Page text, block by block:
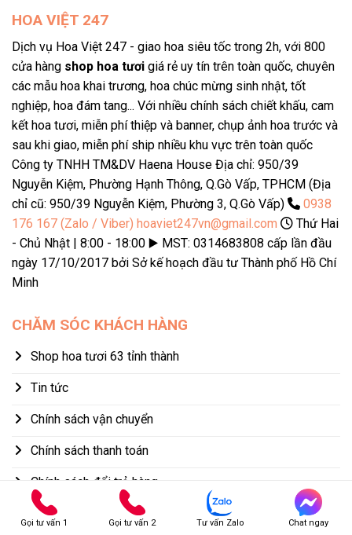
HOA VIỆT 247
Dịch vụ Hoa Việt 247 - giao hoa siêu tốc trong 2h, với 800
cửa hàng shop hoa tươi giá rẻ uy tín trên toàn quốc, chuyên
các mẫu hoa khai trương, hoa chúc mừng sinh nhật, tốt
nghiệp, hoa đám tang... Với nhiều chính sách chiết khấu, cam
kết hoa tươi, miễn phí thiệp và banner, chụp ảnh hoa trước và
sau khi giao, miễn phí ship nhiều khu vực trên toàn quốc
Công ty TNHH TM&DV Haena House Địa chỉ: 950/39
Nguyễn Kiệm, Phường Hạnh Thông, Q.Gò Vấp, TPHCM (Địa
chỉ cũ: 950/39 Nguyễn Kiệm, Phường 3, Q.Gò Vấp)
0938
176 167 (Zalo / Viber) hoaviet247vn@gmail.com
Thứ Hai
- Chủ Nhật | 8:00 - 18:00 ▶️ MST: 0314683808 cấp lần đầu
ngày 17/10/2017 bởi Sở kế hoạch đầu tư Thành phố Hồ Chí
Minh
CHĂM SÓC KHÁCH HÀNG
Shop hoa tươi 63 tỉnh thành
Tin tức
Chính sách vận chuyển
Chính sách thanh toán
Chính sách đổi trả hàng
Chính sách bảo mật thông tin
Gọi tư vấn 1 Gọi tư vấn 2 Tư vấn Zalo Chat ngay